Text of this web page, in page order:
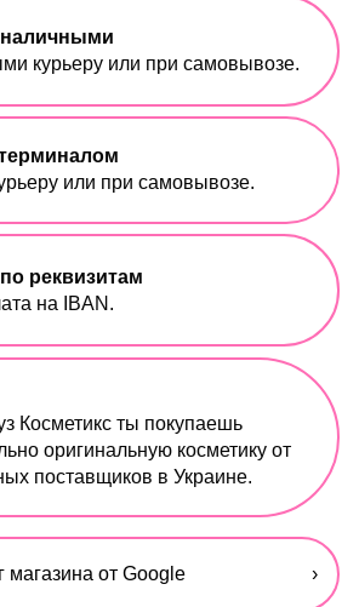
курьеру или при самовывозе.
или при самовывозе.
реквизитам
на IBAN.
Косметикс ты покупаешь
оригинальную косметику от
поставщиков в Украине.
магазина от Google ›